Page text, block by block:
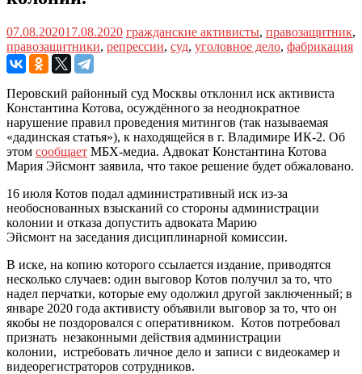
07.08.202017.08.2020 гражданские активисты, правозащитник,
правозащитники, репрессии, суд, уголовное дело, фабрикация
Перовский районный суд Москвы отклонил иск активиста
Константина Котова, осуждённого за неоднократное
нарушение правил проведения митингов (так называемая
«дадинская статья»), к находящейся в г. Владимире ИК-2. Об
этом сообщает МБХ-медиа. Адвокат Константина Котова
Мария Эйсмонт заявила, что такое решение будет обжаловано.
16 июля Котов подал административный иск из-за
необоснованных взысканий со стороны администрации
колонии и отказа допустить адвоката Марию
Эйсмонт на заседания дисциплинарной комиссии.
В иске, на копию которого ссылается издание, приводятся
несколько случаев: один выговор Котов получил за то, что
надел перчатки, которые ему одолжил другой заключенный; в
январе 2020 года активисту объявили выговор за то, что он
якобы не поздоровался с оперативником. Котов потребовал
признать незаконными действия администрации
колонии, истребовать личное дело и записи с видеокамер и
видеорегистраторов сотрудников.